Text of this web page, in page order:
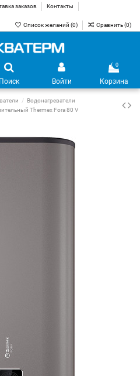
заказов
Контакты
Список желаний (0) Сравнить (0)
Поиск Войти
0
Корзина
Водонагреватели
Thermex Fora 80 V